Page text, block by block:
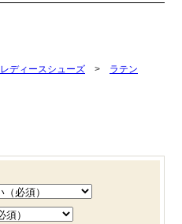
レディースシューズ > ラテン